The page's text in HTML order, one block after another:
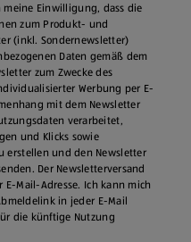
meine Einwilligung, dass die
zum Produkt- und
(inkl. Sondernewsletter)
Daten gemäß dem
zum Zwecke des
Werbung per E-
mit dem Newsletter
verarbeitet,
und Klicks sowie
erstellen und den Newsletter
Der Newsletterversand
Mail-Adresse. Ich kann mich
in jeder E‑Mail
die künftige Nutzung